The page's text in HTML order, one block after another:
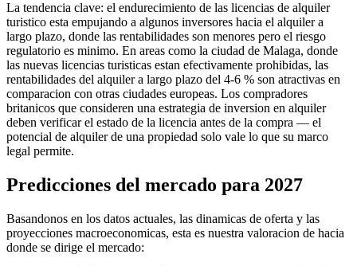
La tendencia clave: el endurecimiento de las licencias de alquiler
turistico esta empujando a algunos inversores hacia el alquiler a
largo plazo, donde las rentabilidades son menores pero el riesgo
regulatorio es minimo. En areas como la ciudad de Malaga, donde
las nuevas licencias turisticas estan efectivamente prohibidas, las
rentabilidades del alquiler a largo plazo del 4-6 % son atractivas en
comparacion con otras ciudades europeas. Los compradores
britanicos que consideren una estrategia de inversion en alquiler
deben verificar el estado de la licencia antes de la compra — el
potencial de alquiler de una propiedad solo vale lo que su marco
legal permite.
Predicciones del mercado para 2027
Basandonos en los datos actuales, las dinamicas de oferta y las
proyecciones macroeconomicas, esta es nuestra valoracion de hacia
donde se dirige el mercado: